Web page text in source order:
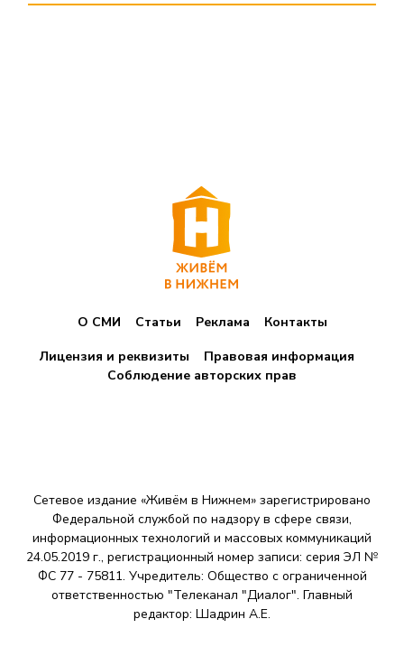
О СМИ Статьи Реклама
Контакты
Лицензия и реквизиты
Правовая информация
Соблюдение авторских прав
Сетевое издание «Живём в Нижнем» зарегистрировано
Федеральной службой по надзору в сфере связи,
информационных технологий и массовых коммуникаций
24.05.2019 г., регистрационный номер записи: серия ЭЛ №
ФС 77 - 75811. Учредитель: Общество с ограниченной
ответственностью "Телеканал "Диалог". Главный
редактор: Шадрин A.E.